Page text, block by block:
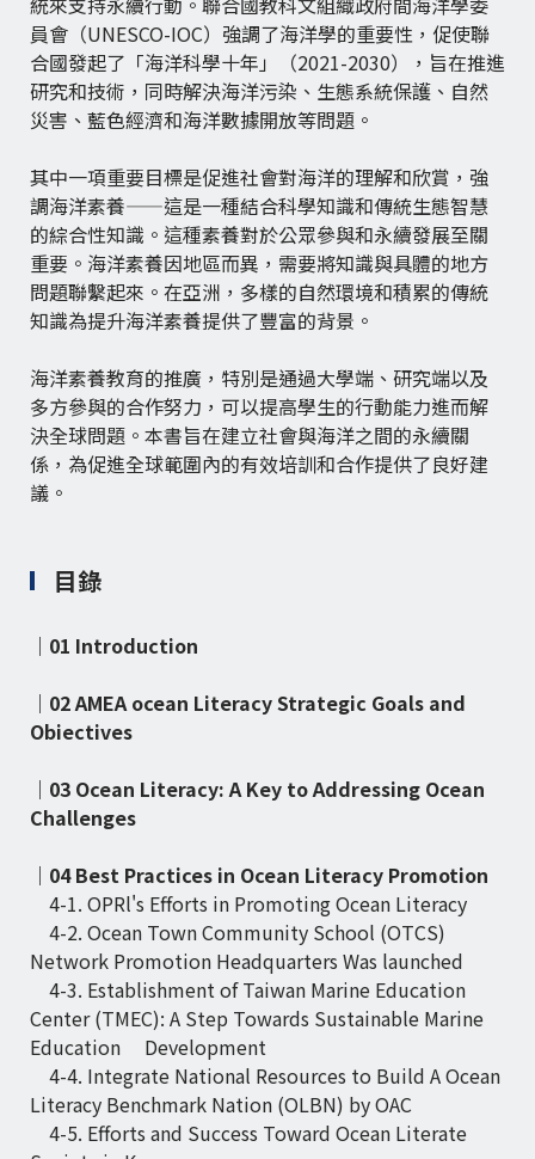
員會（UNESCO-IOC）強調了海洋學的重要性，促使聯
合國發起了「海洋科學十年」（2021-2030），旨在推進
研究和技術，同時解決海洋污染、生態系統保護、自然
災害、藍色經濟和海洋數據開放等問題。
其中一項重要目標是促進社會對海洋的理解和欣賞，強
調海洋素養——這是一種結合科學知識和傳統生態智慧
的綜合性知識。這種素養對於公眾參與和永續發展至關
重要。海洋素養因地區而異，需要將知識與具體的地方
問題聯繫起來。在亞洲，多樣的自然環境和積累的傳統
知識為提升海洋素養提供了豐富的背景。
海洋素養教育的推廣，特別是通過大學端、研究端以及
多方參與的合作努力，可以提高學生的行動能力進而解
決全球問題。本書旨在建立社會與海洋之間的永續關
係，為促進全球範圍內的有效培訓和合作提供了良好建
議。
目錄
｜01 Introduction
｜02 AMEA ocean Literacy Strategic Goals and
Obiectives
｜03 Ocean Literacy: A Key to Addressing Ocean
Challenges
｜04 Best Practices in Ocean Literacy Promotion
4-1. OPRl's Efforts in Promoting Ocean Literacy
4-2. Ocean Town Community School (OTCS)
Network Promotion Headquarters Was launched
4-3. Establishment of Taiwan Marine Education
Center (TMEC): A Step Towards Sustainable Marine
Education Development
4-4. Integrate National Resources to Build A Ocean
Literacy Benchmark Nation (OLBN) by OAC
4-5. Efforts and Success Toward Ocean Literate